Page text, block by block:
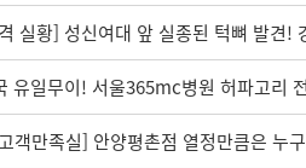
실황] 성신여대 앞 실종된 턱뼈 발견!
유일무이! 서울365mc병원 허파고리
객만족실] 안양평촌점 열정만큼은 누